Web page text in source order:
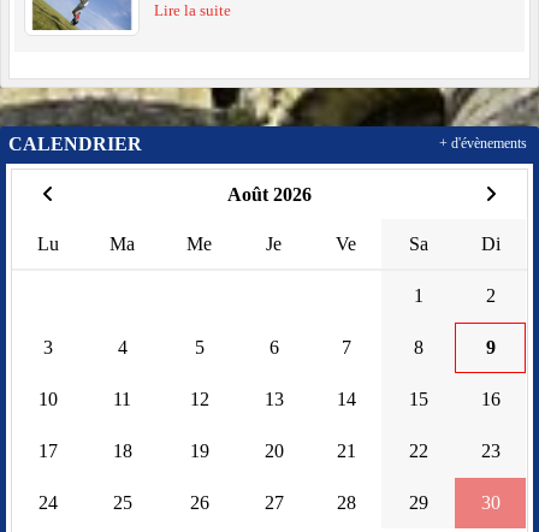
Lire la suite
CALENDRIER
Août 2026
Lu Ma Me Je Ve Sa Di
1 2
3 4 5 6 7 8 9
10 11 12 13 14 15 16
17 18 19 20 21 22 23
24 25 26 27 28 29 30
+ d'évènements